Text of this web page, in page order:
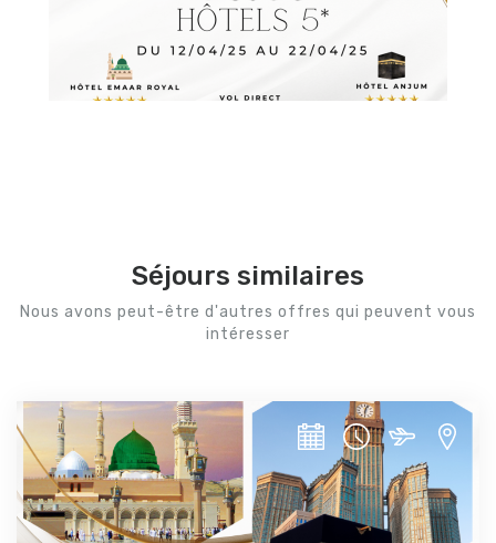
Séjours similaires
Nous avons peut-être d'autres offres qui peuvent vous
intéresser